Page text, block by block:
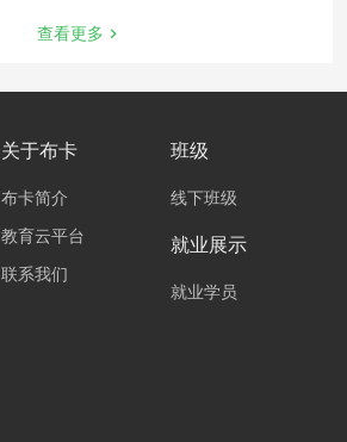
查看更多
关于布卡
布卡简介
教育云平台
联系我们
班级
线下班级
就业展示
就业学员